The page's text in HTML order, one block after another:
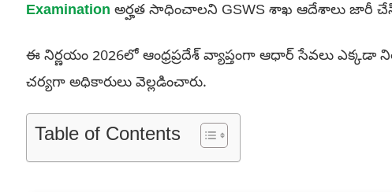
Examination అర్హత సాధించాలని GSWS శాఖ ఆదేశాలు జారీ
ఈ నిర్ణయం 2026లో ఆంధ్రప్రదేశ్ వ్యాప్తంగా ఆధార్ సేవలు ఎక్కడా
చర్యగా అధికారులు వెల్లడించారు.
Table of Contents